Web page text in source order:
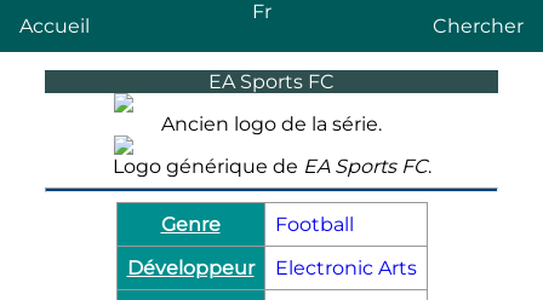
Accueil
Fr
Chercher
EA Sports FC
Ancien logo de la série.
Logo générique de EA Sports FC.
Genre
Football
Développeur
Electronic Arts